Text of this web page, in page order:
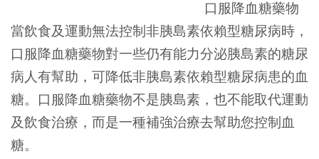
口服降血糖藥物
當飲食及運動無法控制非胰島素依賴型糖尿病時，
口服降血糖藥物對一些仍有能力分泌胰島素的糖尿
病人有幫助，可降低非胰島素依賴型糖尿病患的血
糖。口服降血糖藥物不是胰島素，也不能取代運動
及飲食治療，而是一種補強治療去幫助您控制血
糖。